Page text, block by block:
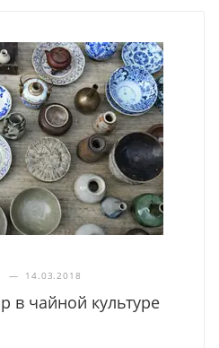
— 14.03.2018
в чайной культуре